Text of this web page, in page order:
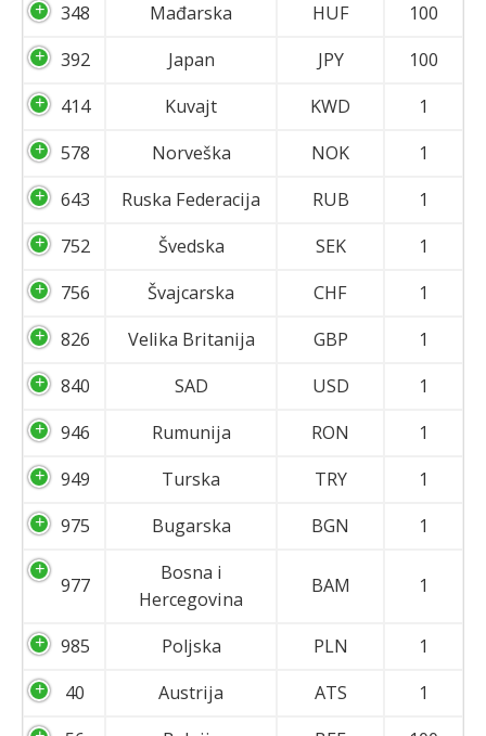
348
Mađarska HUF
100
392
Japan JPY
100
414
Kuvajt KWD
1
578
Norveška NOK
1
643
Ruska Federacija RUB
1
752
Švedska SEK
1
756
Švajcarska CHF
1
826
Velika Britanija GBP
1
840
SAD USD
1
946
Rumunija RON
1
949
Turska TRY
1
975
Bugarska BGN 1
977
Bosna i
Hercegovina
BAM 1
985 Poljska PLN
1
40
Austrija ATS
1